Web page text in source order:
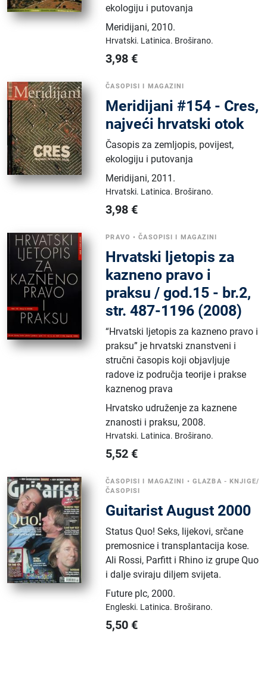
ekologiju i putovanja
Meridijani,2010.
Hrvatski. Latinica. Broširano.
3,98 €
ČASOPISI I MAGAZINI
Meridijani #154 - Cres,
najveći hrvatski otok
Časopis za zemljopis, povijest,
ekologiju i putovanja
Meridijani,2011.
Hrvatski. Latinica. Broširano.
3,98 €
PRAVO •ČASOPISI I MAGAZINI
Hrvatski ljetopis za
kazneno pravo i
praksu / god.15 - br.2,
str. 487-1196 (2008)
“Hrvatski ljetopis za kazneno pravo i
praksu” je hrvatski znanstveni i
stručni časopis koji objavljuje
radove iz područja teorije i prakse
kaznenog prava
Hrvatsko udruženje za kaznene
znanosti i praksu,2008.
Hrvatski. Latinica. Broširano.
5,52 €
ČASOPISI I MAGAZINI • GLAZBA - KNJIGE/
ČASOPISI
Guitarist August 2000
Status Quo! Seks, lijekovi, srčane
premosnice i transplantacija kose.
Ali Rossi, Parfitt i Rhino iz grupe Quo
i dalje sviraju diljem svijeta.
Future plc,2000.
Engleski. Latinica. Broširano.
5,50 €